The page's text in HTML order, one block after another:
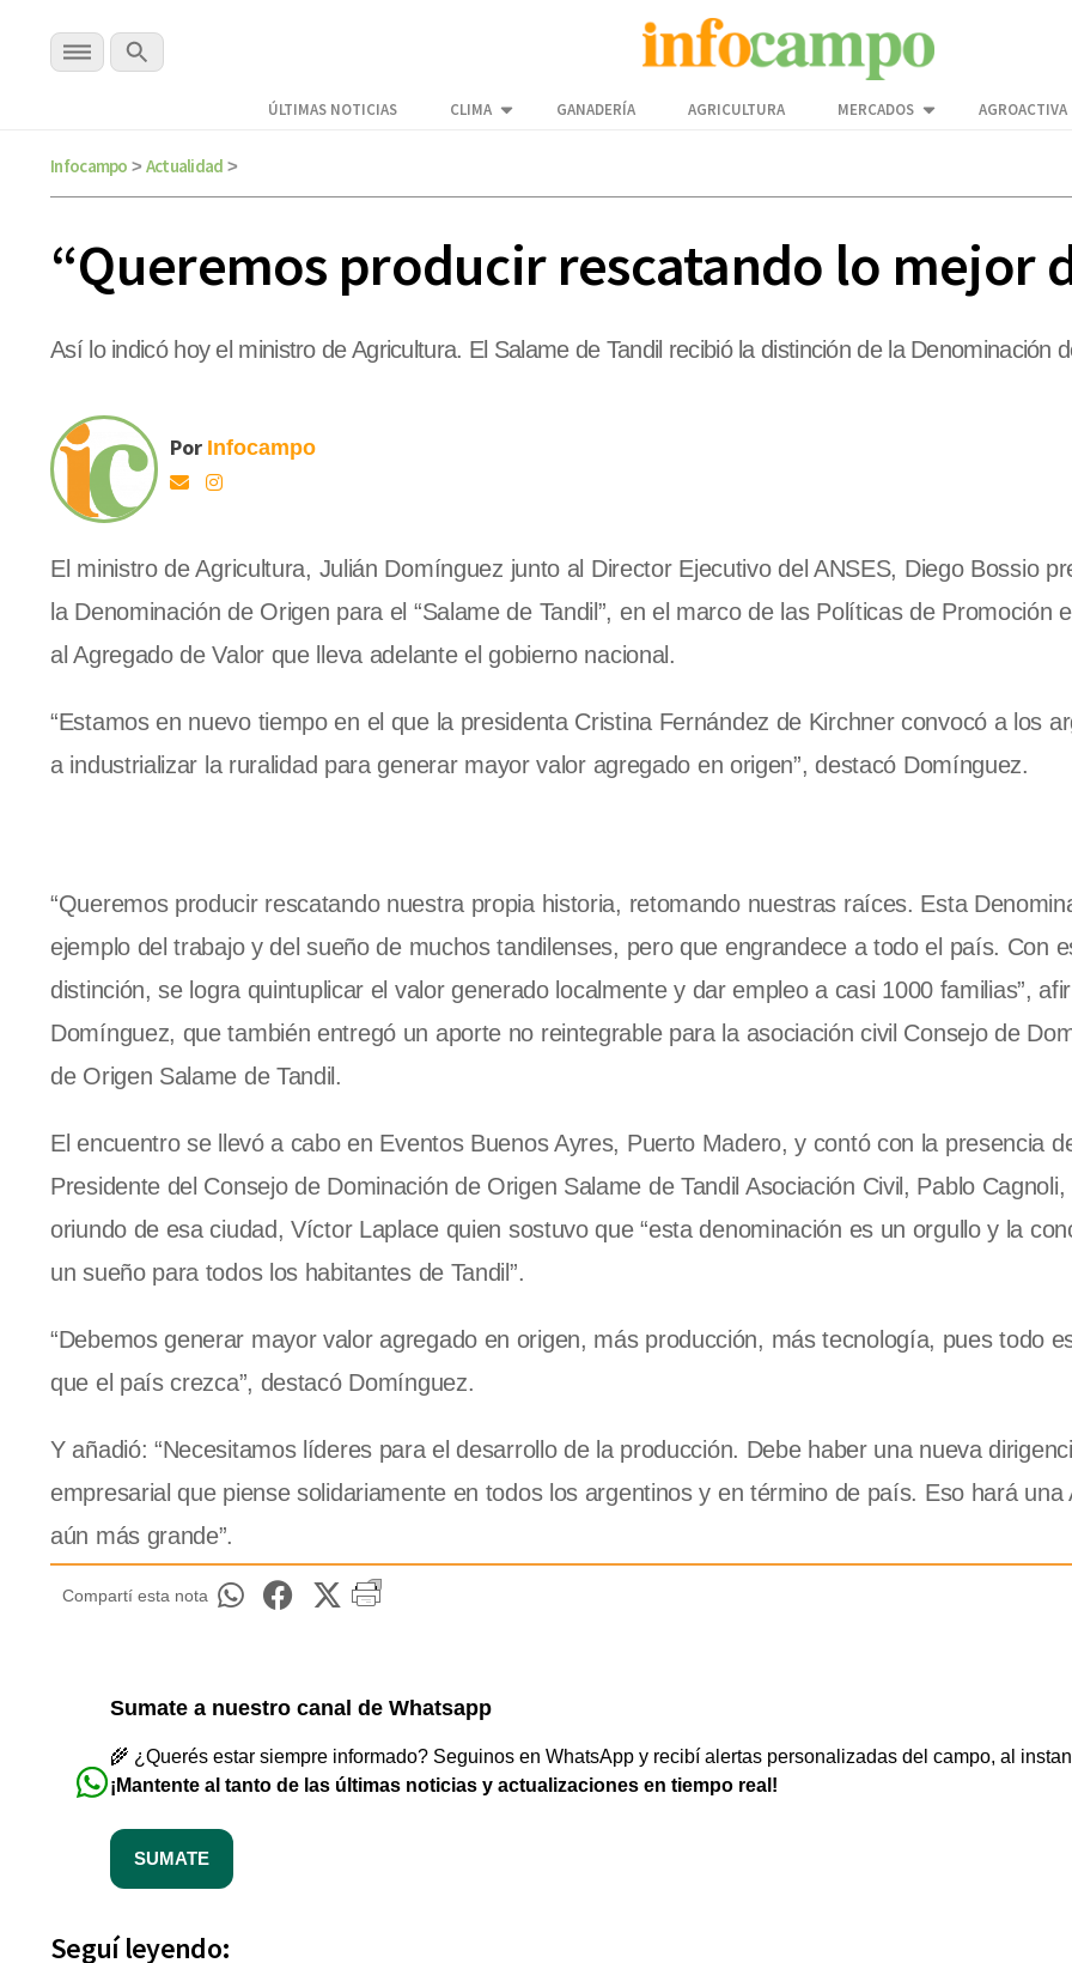
ÚLTIMAS NOTICIAS CLIMA GANADERÍA AGRICULTURA MERCADOS AGROACTIVA
Infocampo > Actualidad >
“Queremos producir rescatando lo mejor
Así lo indicó hoy el ministro de Agricultura. El Salame de Tandil recibió la distinción de la Denominación
Por Infocampo
El ministro de Agricultura, Julián Domínguez junto al Director Ejecutivo del ANSES, Diego Bossio
la Denominación de Origen para el “Salame de Tandil”, en el marco de las Políticas de Promoción
al Agregado de Valor que lleva adelante el gobierno nacional.
“Estamos en nuevo tiempo en el que la presidenta Cristina Fernández de Kirchner convocó a los
a industrializar la ruralidad para generar mayor valor agregado en origen”, destacó Domínguez.
“Queremos producir rescatando nuestra propia historia, retomando nuestras raíces. Esta
ejemplo del trabajo y del sueño de muchos tandilenses, pero que engrandece a todo el país. Con
distinción, se logra quintuplicar el valor generado localmente y dar empleo a casi 1000 familias”,
Domínguez, que también entregó un aporte no reintegrable para la asociación civil Consejo de
de Origen Salame de Tandil.
El encuentro se llevó a cabo en Eventos Buenos Ayres, Puerto Madero, y contó con la presencia
Presidente del Consejo de Dominación de Origen Salame de Tandil Asociación Civil, Pablo
oriundo de esa ciudad, Víctor Laplace quien sostuvo que “esta denominación es un orgullo y la
un sueño para todos los habitantes de Tandil”.
“Debemos generar mayor valor agregado en origen, más producción, más tecnología, pues todo
que el país crezca”, destacó Domínguez.
Y añadió: “Necesitamos líderes para el desarrollo de la producción. Debe haber una nueva
empresarial que piense solidariamente en todos los argentinos y en término de país. Eso hará una
aún más grande”.
Compartí esta nota
Sumate a nuestro canal de Whatsapp
🌾 ¿Querés estar siempre informado? Seguinos en WhatsApp y recibí alertas personalizadas del campo, al
¡Mantente al tanto de las últimas noticias y actualizaciones en tiempo real!
SUMATE
Seguí leyendo: